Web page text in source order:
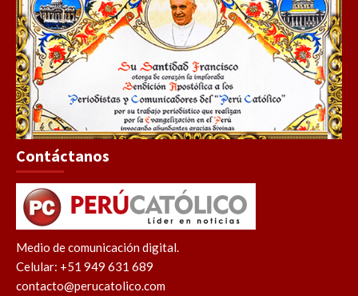
Contáctanos
Medio de comunicación digital.
Celular: +51 949 631 689
contacto@perucatolico.com